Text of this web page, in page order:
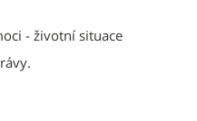
- životní situace